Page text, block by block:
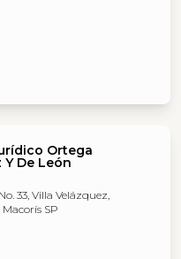
Ortega
De León
33, Villa Velázquez,
SP